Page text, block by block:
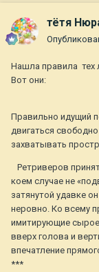
тётя
Нашла правила тех
Вот они:
Правильно идущий
двигаться
захватывать
Ретриверов
коем случае не
затянутой удавке
неровно. Ко всему
имитирующие
вверх голова и
впечатление
***